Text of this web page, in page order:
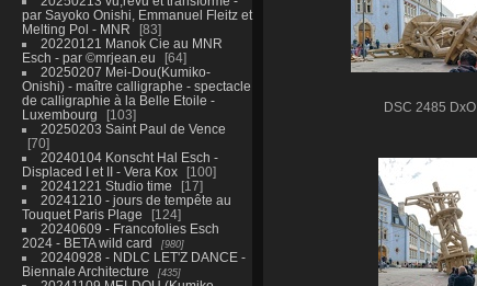
par Sayoko Onishi, Emmanuel Fleitz et
Melting Pol - MNR
83
20220121 Manok Cie au MNR
Esch - par ©mrjean.eu
64
20250207 Mei-Dou(Kumiko-
Onishi) - maître calligraphe - spectacle
de calligraphie à la Belle Etoile -
Luxembourg
103
20250203 Saint Paul de Vence
70
20240104 Konscht Hal Esch -
Displaced I et II - Vera Kox
100
20241221 Studio time
17
20241210 - jours de tempête au
Touquet Paris Plage
124
20240609 - Francofolies Esch
2024 - BETA wild card
980
20240928 - NDLC LET'Z DANCE -
Biennale Architecture
435
DSC 2485 DxO